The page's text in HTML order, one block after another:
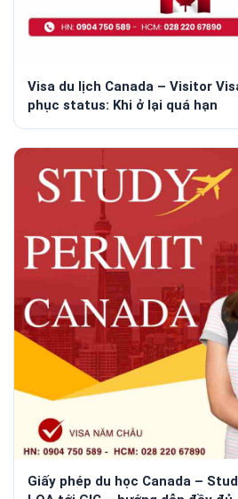
Visa du lịch Canada – Visitor
phục status: Khi ở lại quá hạn
Giấy phép du học Canada –